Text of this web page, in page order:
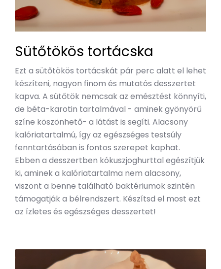
Sütőtökös tortácska
Ezt a sütőtökös tortácskát pár perc alatt el lehet
készíteni, nagyon finom és mutatós desszertet
kapva. A sütőtök nemcsak az emésztést könnyíti,
de béta-karotin tartalmával - aminek gyönyörű
színe köszönhető- a látást is segíti. Alacsony
kalóriatartalmú, így az egészséges testsúly
fenntartásában is fontos szerepet kaphat.
Ebben a desszertben kókuszjoghurttal egészítjük
ki, aminek a kalóriatartalma nem alacsony,
viszont a benne található baktériumok szintén
támogatják a bélrendszert. Készítsd el most ezt
az ízletes és egészséges desszertet!